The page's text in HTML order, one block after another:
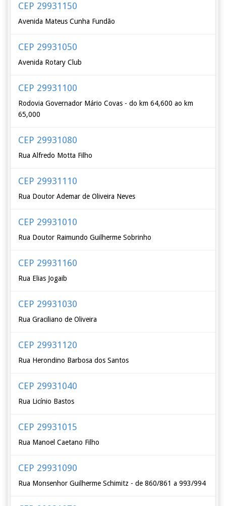
CEP 29931150
Avenida Mateus Cunha Fundão
CEP 29931050
Avenida Rotary Club
CEP 29931100
Rodovia Governador Mário Covas - do km 64,600 ao km
65,000
CEP 29931080
Rua Alfredo Motta Filho
CEP 29931110
Rua Doutor Ademar de Oliveira Neves
CEP 29931010
Rua Doutor Raimundo Guilherme Sobrinho
CEP 29931160
Rua Elias Jogaib
CEP 29931030
Rua Graciliano de Oliveira
CEP 29931120
Rua Herondino Barbosa dos Santos
CEP 29931040
Rua Licínio Bastos
CEP 29931015
Rua Manoel Caetano Filho
CEP 29931090
Rua Monsenhor Guilherme Schimitz - de 860/861 a 993/994